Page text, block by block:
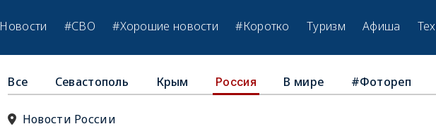
Новости #СВО #Хорошие новости #Коротко Туризм Афиша
Все Севастополь Крым Россия В мире #Фотореп
Новости России